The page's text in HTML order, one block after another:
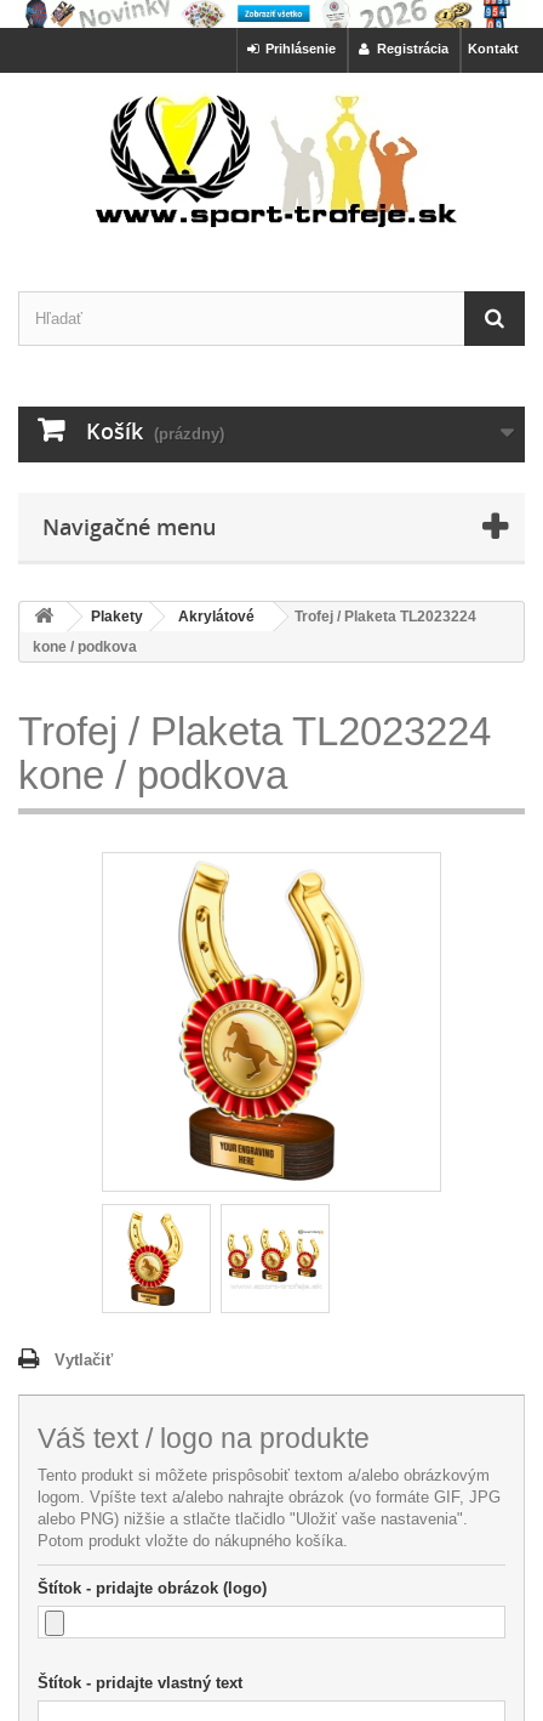
Kontakt
Registrácia
Prihlásenie
Košík (prázdny)
Navigačné menu
Plakety Akrylátové
Trofej / Plaketa TL2023224
kone / podkova
Trofej / Plaketa TL2023224
kone / podkova
Vytlačiť
Váš text / logo na produkte
Tento produkt si môžete prispôsobiť textom a/alebo obrázkovým
logom. Vpíšte text a/alebo nahrajte obrázok (vo formáte GIF, JPG
alebo PNG) nižšie a stlačte tlačidlo "Uložiť vaše nastavenia".
Potom produkt vložte do nákupného košíka.
Štítok - pridajte obrázok (logo)
Štítok - pridajte vlastný text